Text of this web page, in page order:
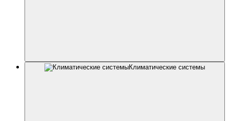
Климатические системы